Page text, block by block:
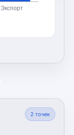
Экспорт
2 точек